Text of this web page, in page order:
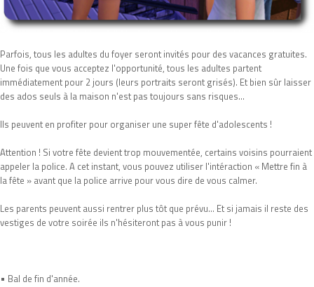
Parfois, tous les adultes du foyer seront invités pour des vacances gratuites.
Une fois que vous acceptez l'opportunité, tous les adultes partent
immédiatement pour 2 jours (leurs portraits seront grisés). Et bien sûr laisser
des ados seuls à la maison n'est pas toujours sans risques...
Ils peuvent en profiter pour organiser une super fête d'adolescents !
Attention ! Si votre fête devient trop mouvementée, certains voisins pourraient
appeler la police. A cet instant, vous pouvez utiliser l'intéraction « Mettre fin à
la fête » avant que la police arrive pour vous dire de vous calmer.
Les parents peuvent aussi rentrer plus tôt que prévu... Et si jamais il reste des
vestiges de votre soirée ils n'hésiteront pas à vous punir !
• Bal de fin d'année.